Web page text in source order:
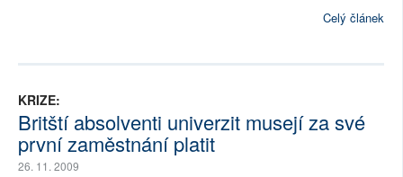
Celý článek
KRIZE:
Britští absolventi univerzit musejí za své
první zaměstnání platit
26. 11. 2009